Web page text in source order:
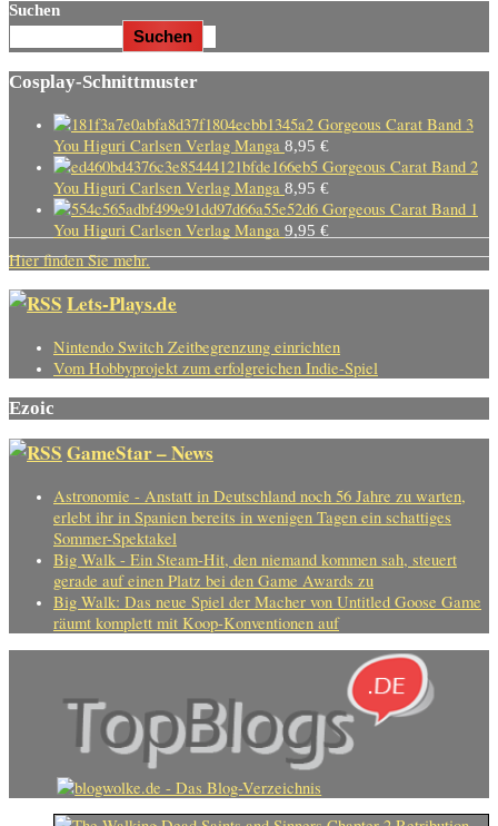
Suchen
Suchen
Cosplay-Schnittmuster
Gorgeous Carat Band 3
You Higuri Carlsen Verlag Manga 8,95 €
Gorgeous Carat Band 2
You Higuri Carlsen Verlag Manga 8,95 €
Gorgeous Carat Band 1
You Higuri Carlsen Verlag Manga 9,95 €
Hier finden Sie mehr.
Lets-Plays.de
Nintendo Switch Zeitbegrenzung einrichten
Vom Hobbyprojekt zum erfolgreichen Indie-Spiel
Ezoic
GameStar – News
Astronomie - Anstatt in Deutschland noch 56 Jahre zu warten,
erlebt ihr in Spanien bereits in wenigen Tagen ein schattiges
Sommer-Spektakel
Big Walk - Ein Steam-Hit, den niemand kommen sah, steuert
gerade auf einen Platz bei den Game Awards zu
Big Walk: Das neue Spiel der Macher von Untitled Goose Game
räumt komplett mit Koop-Konventionen auf